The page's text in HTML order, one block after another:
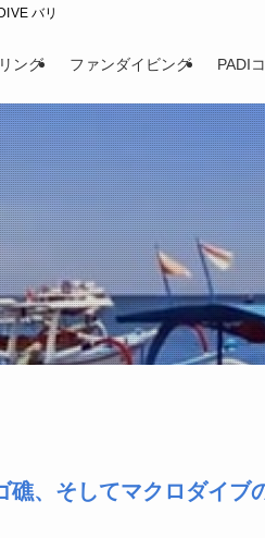
バリ
ング ファンダイビング PADI
、そしてマクロダイブ